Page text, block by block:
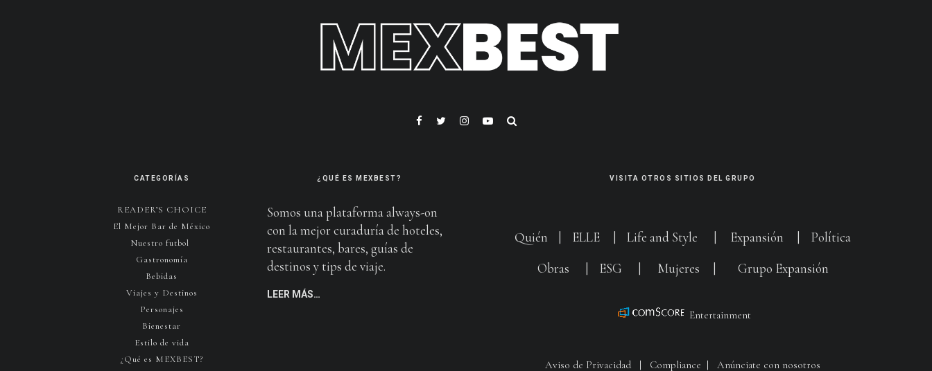
CATEGORÍAS
READER’S CHOICE
El Mejor Bar de México
Nuestro futbol
Gastronomía
Bebidas
Viajes y Destinos
Personajes
Bienestar
Estilo de vida
¿Qué es MEXBEST?
¿QUÉ ES MEXBEST?
Somos una plataforma always-on
con la mejor curaduría de hoteles,
restaurantes, bares, guías de
destinos y tips de viaje.
LEER MÁS…
VISITA OTROS SITIOS DEL GRUPO
Quién ELLE Life and Style Expansión
Política
Obras
ESG Mujeres Grupo Expansión
Entertainment
Aviso de Privacidad | Compliance | Anúnciate con nosotros